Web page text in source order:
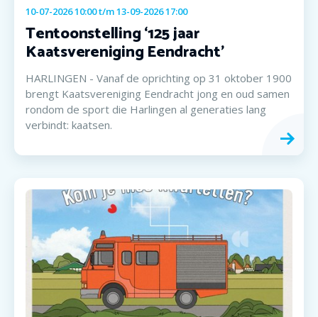
10-07-2026 10:00t/m13-09-2026 17:00
Tentoonstelling ‘125 jaar
Kaatsvereniging Eendracht’
HARLINGEN - Vanaf de oprichting op 31 oktober 1900
brengt Kaatsvereniging Eendracht jong en oud samen
rondom de sport die Harlingen al generaties lang
verbindt: kaatsen.